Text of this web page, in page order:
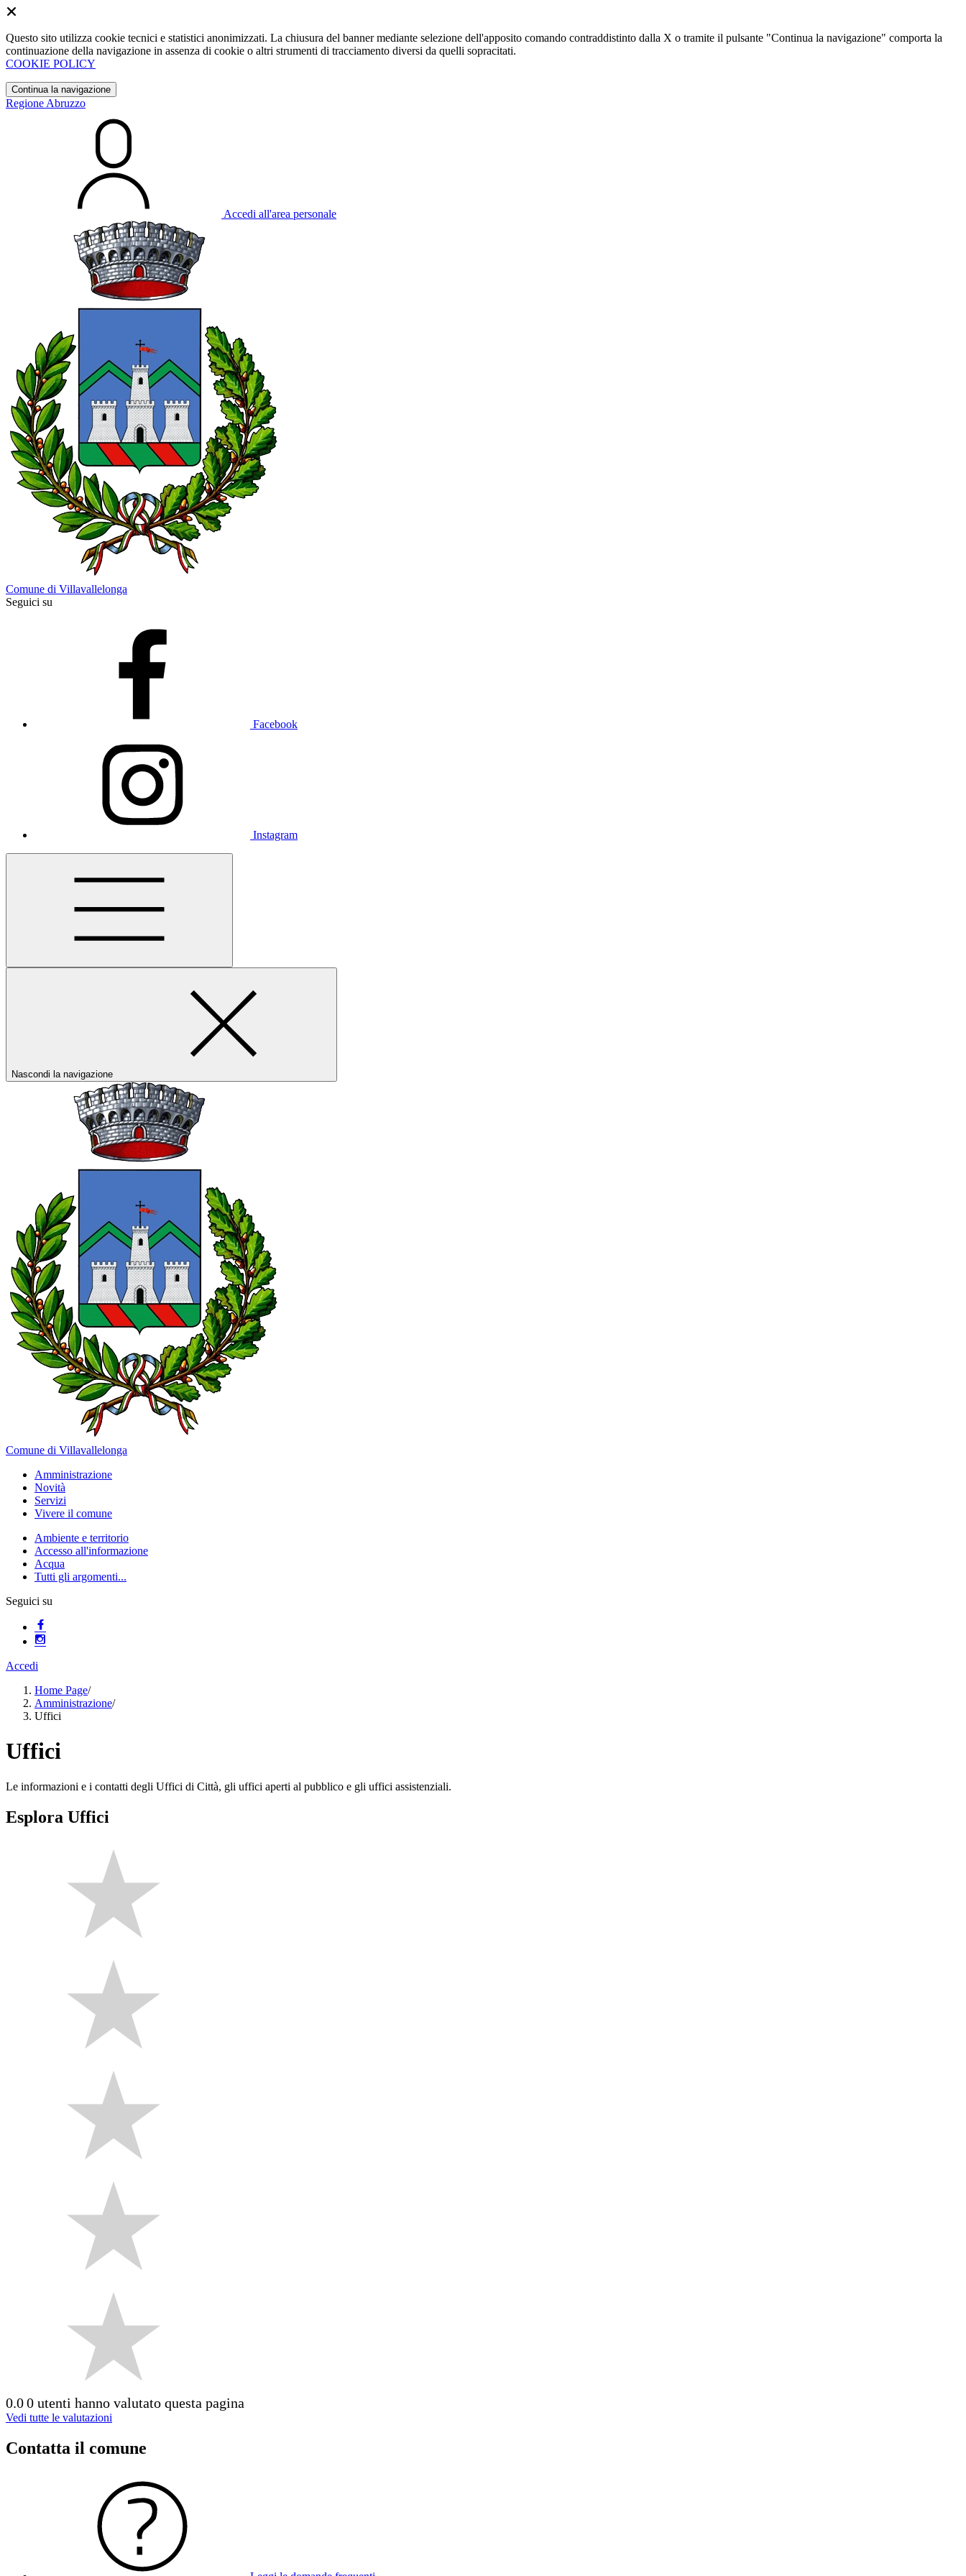
Questo sito utilizza cookie tecnici e statistici anonimizzati. La chiusura del banner mediante selezione dell'apposito comando contraddistinto dalla X o tramite il pulsante "Continua la navigazione" comporta la
continuazione della navigazione in assenza di cookie o altri strumenti di tracciamento diversi da quelli sopracitati.
COOKIE POLICY
Continua la navigazione
Regione Abruzzo
Accedi all'area personale
Comune di Villavallelonga
Seguici su
Facebook
Instagram
Nascondi la navigazione
Comune di Villavallelonga
Amministrazione
Novità
Servizi
Vivere il comune
Ambiente e territorio
Accesso all'informazione
Acqua
Tutti gli argomenti...
Seguici su
Accedi
Home Page/
Amministrazione/
Uffici
Uffici
Le informazioni e i contatti degli Uffici di Città, gli uffici aperti al pubblico e gli uffici assistenziali.
Esplora Uffici
0.00 utenti hanno valutato questa pagina
Vedi tutte le valutazioni
Contatta il comune